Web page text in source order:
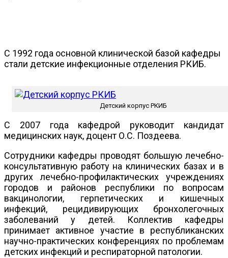
С 1992 года основной клинической базой кафедры
стали детские инфекционные отделения РКИБ.
Детский корпус РКИБ
С 2007 года кафедрой руководит кандидат
медицинских наук, доцент О.С. Поздеева.
Сотрудники кафедры проводят большую лечебно-
консультативную работу на клинических базах и в
других лечебно-профилактических учреждениях
городов и районов республики по вопросам
вакцинологии, герпетических и кишечных
инфекций, рецидивирующих бронхолегочных
заболеваний у детей. Коллектив кафедры
принимает активное участие в республиканских
научно-практических конференциях по проблемам
детских инфекций и респираторной патологии.